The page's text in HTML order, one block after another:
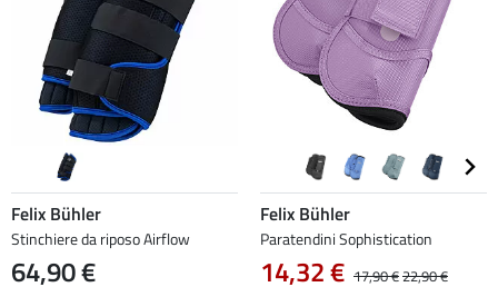
Felix Bühler
Stinchiere da riposo Airflow
64,90 €
Felix Bühler
Paratendini Sophistication
14,32 € 17,90 €22,90 €